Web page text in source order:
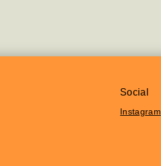
Social
Instagram